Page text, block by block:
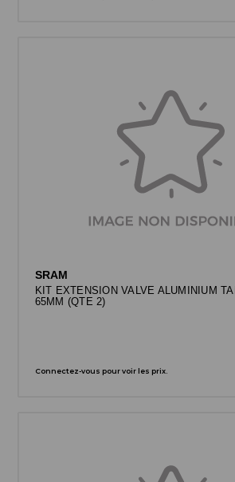
SRAM
KIT EXTENSION VALVE ALUMINIUM
65MM (QTE 2)
Connectez-vous pour voir les prix.